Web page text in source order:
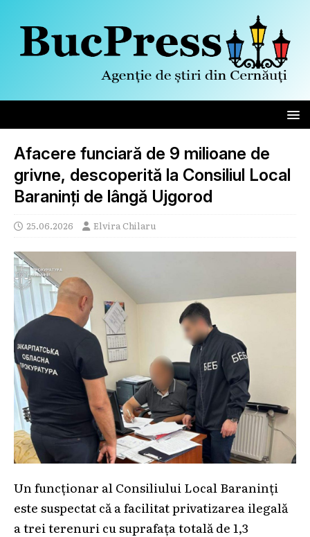
Afacere funciară de 9 milioane de
grivne, descoperită la Consiliul Local
Baraninți de lângă Ujgorod
25.06.2026 Elvira Chilaru
Un funcționar al Consiliului Local Baraninți
este suspectat că a facilitat privatizarea ilegală
a trei terenuri cu suprafața totală de 1,3